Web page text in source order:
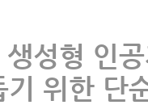
성형 인
위한 단